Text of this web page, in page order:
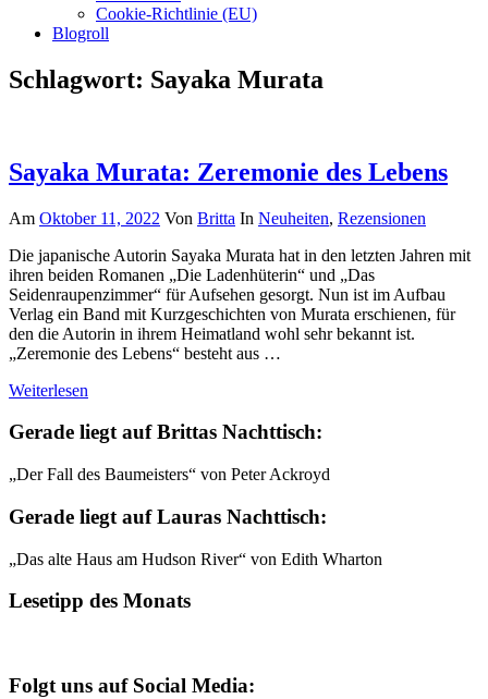
Cookie-Richtlinie (EU)
Blogroll
Schlagwort: Sayaka Murata
Sayaka Murata: Zeremonie des Lebens
Am Oktober 11, 2022 Von Britta In Neuheiten, Rezensionen
Die japanische Autorin Sayaka Murata hat in den letzten Jahren mit
ihren beiden Romanen „Die Ladenhüterin“ und „Das
Seidenraupenzimmer“ für Aufsehen gesorgt. Nun ist im Aufbau
Verlag ein Band mit Kurzgeschichten von Murata erschienen, für
den die Autorin in ihrem Heimatland wohl sehr bekannt ist.
„Zeremonie des Lebens“ besteht aus …
Weiterlesen
Gerade liegt auf Brittas Nachttisch:
„Der Fall des Baumeisters“ von Peter Ackroyd
Gerade liegt auf Lauras Nachttisch:
„Das alte Haus am Hudson River“ von Edith Wharton
Lesetipp des Monats
Folgt uns auf Social Media: